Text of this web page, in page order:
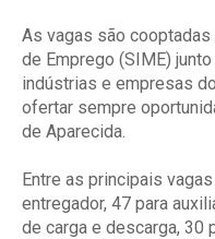
As vagas são
de Emprego (SIME)
indústrias e empresas
ofertar sempre
de Aparecida.
Entre as principais
entregador, 47 para
de carga e descarga, 30